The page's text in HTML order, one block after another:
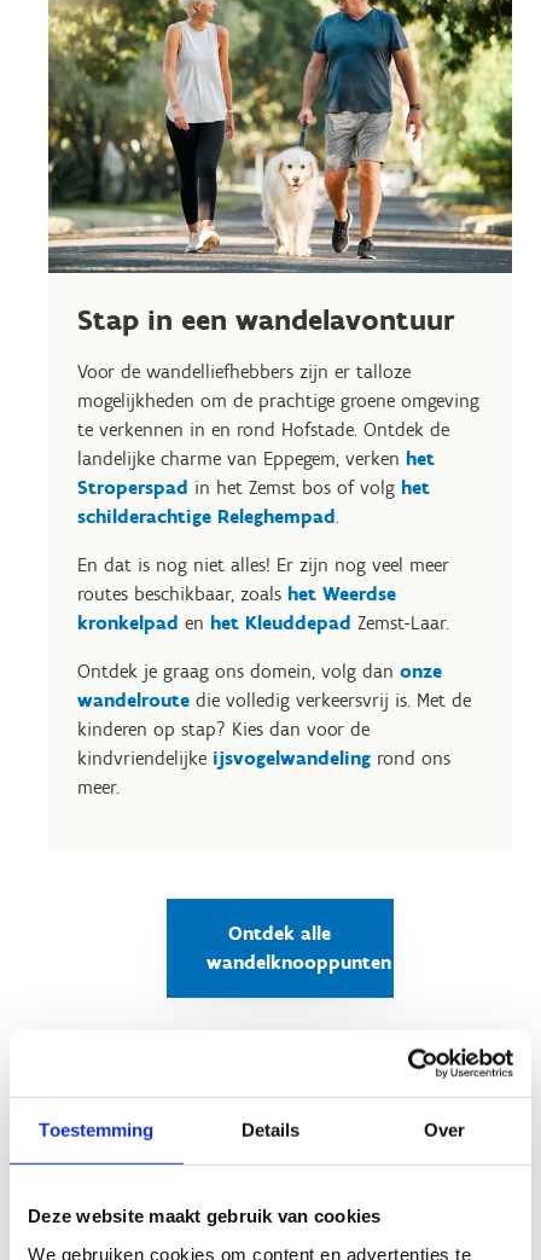
Toestemming Details Over
Deze website maakt gebruik van cookies
We gebruiken cookies om content en advertenties te
Stap in een wandelavontuur
Voor de wandelliefhebbers zijn er talloze
mogelijkheden om de prachtige groene omgeving
te verkennen in en rond Hofstade. Ontdek de
landelijke charme van Eppegem, verken het
Stroperspad in het Zemst bos of volg het
schilderachtige Releghempad.
En dat is nog niet alles! Er zijn nog veel meer
routes beschikbaar, zoals het Weerdse
kronkelpad en het Kleuddepad Zemst-Laar.
Ontdek je graag ons domein, volg dan onze
wandelroute die volledig verkeersvrij is. Met de
kinderen op stap? Kies dan voor de
kindvriendelijke ijsvogelwandeling rond ons
meer.
Ontdek alle
wandelknooppunten